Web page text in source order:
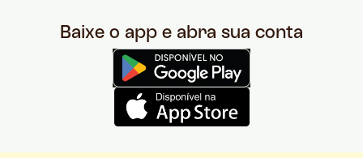
Baixe o app e abra sua conta